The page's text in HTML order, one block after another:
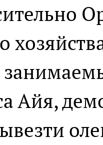
Айя,